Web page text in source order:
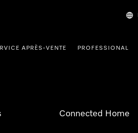
APRÈS-VENTE PROFESSIONAL
Connected Home